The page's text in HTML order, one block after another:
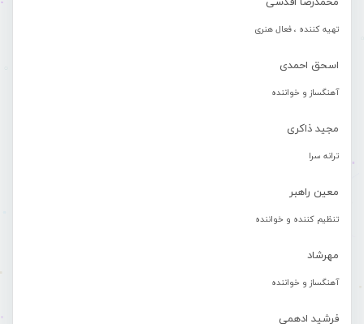
تهیه کننده ، فعال هنری
اسحق احمدی
آهنگساز و خواننده
مجید ذاکری
ترانه سرا
معین راهبر
تنظیم کننده و خواننده
مهرشاد
آهنگساز و خواننده
فرشید ادهمی